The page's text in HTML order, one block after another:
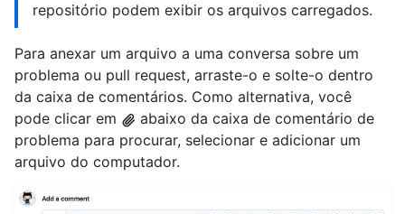
repositório podem exibir os arquivos carregados.
Para anexar um arquivo a uma conversa sobre um
problema ou pull request, arraste-o e solte-o dentro
da caixa de comentários. Como alternativa, você
pode clicar em
abaixo da caixa de comentário de
problema para procurar, selecionar e adicionar um
arquivo do computador.